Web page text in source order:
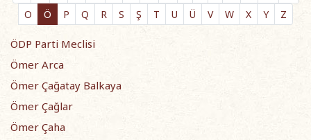
O
Ö P Q R S Ş T U Ü V W X Y Z
ÖDP Parti Meclisi
Ömer Arca
Ömer Çağatay Balkaya
Ömer Çağlar
Ömer Çaha